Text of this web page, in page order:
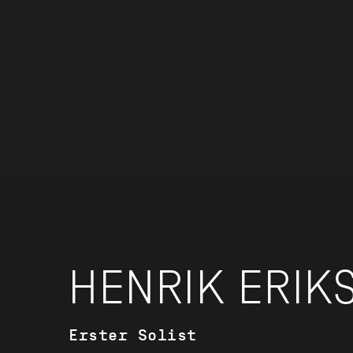
HENRIK
Erster Solist